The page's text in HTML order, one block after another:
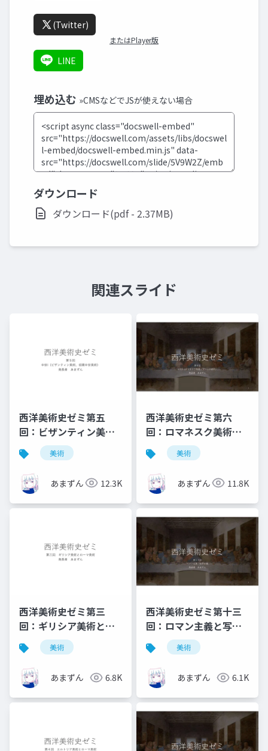
(Twitter)
またはPlayer版
LINE
埋め込む »CMSなどでJSが使えない場合
ダウンロード
ダウンロード(pdf - 2.37MB)
関連スライド
西洋美術史ゼミ第五
回：ビザンティン美術
と初期中世美術
美術
あまずん 12.3K
西洋美術史ゼミ第六
回：ロマネスク美術と
ゴシック美術
美術
あまずん 11.8K
西洋美術史ゼミ第三
回：ギリシア美術とロ
ーマ美術美術
あまずん 6.8K
西洋美術史ゼミ第十三
回：ロマン主義と写実
主義
美術
あまずん 6.1K